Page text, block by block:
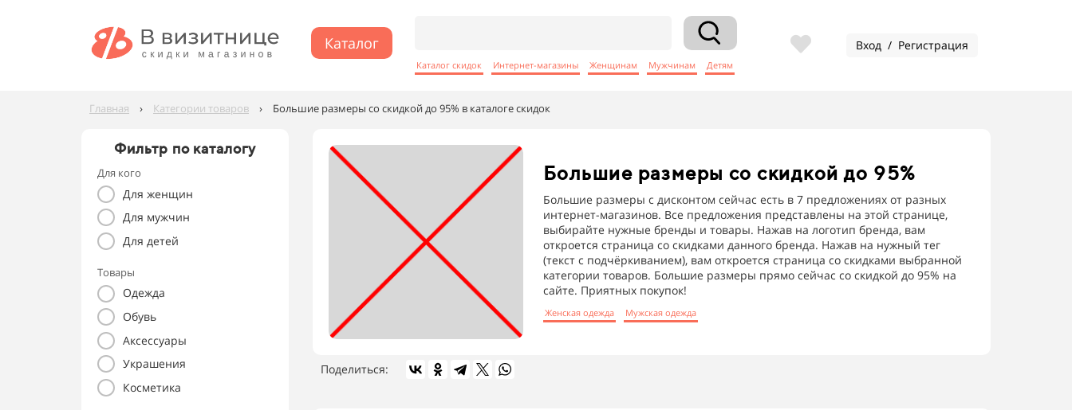
Каталог
Каталог скидок Интернет-магазины Женщинам Мужчинам Детям
Вход / Регистрация
Главная › Категории товаров › Большие размеры со скидкой до 95% в каталоге скидок
Фильтр по каталогу
Для кого
Для женщин
Для мужчин
Для детей
Товары
Одежда
Обувь
Аксессуары
Украшения
Косметика
Большие размеры со скидкой до 95%
Большие размеры с дисконтом сейчас есть в 7 предложениях от разных
интернет-магазинов. Все предложения представлены на этой странице,
выбирайте нужные бренды и товары. Нажав на логотип бренда, вам
откроется страница со скидками данного бренда. Нажав на нужный тег
(текст с подчёркиванием), вам откроется страница со скидками выбранной
категории товаров. Большие размеры прямо сейчас со скидкой до 95% на
сайте. Приятных покупок!
Женская одежда Мужская одежда
Поделиться: